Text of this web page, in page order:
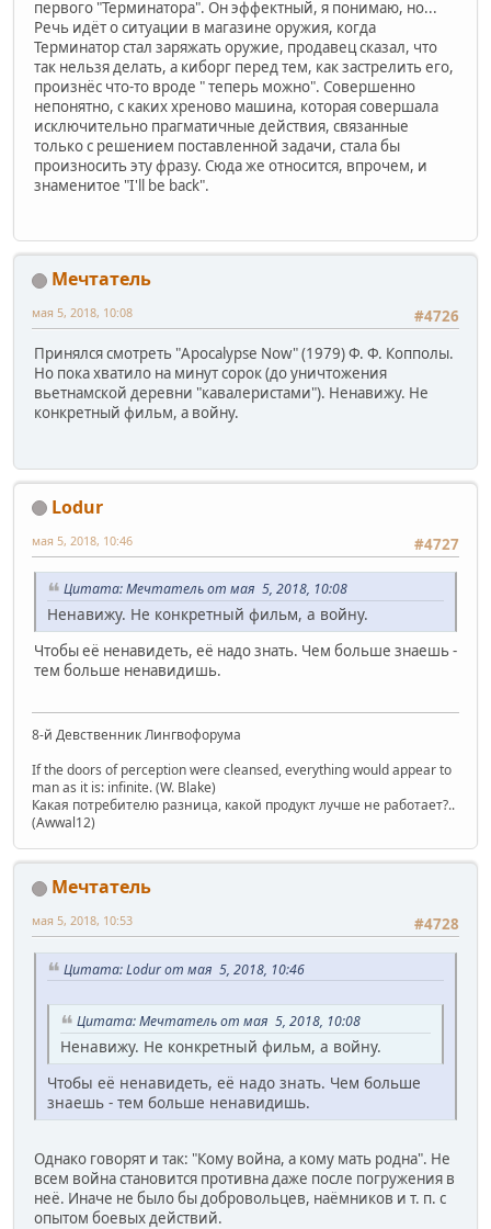
первого "Терминатора". Он эффектный, я понимаю, но...
Речь идёт о ситуации в магазине оружия, когда
Терминатор стал заряжать оружие, продавец сказал, что
так нельзя делать, а киборг перед тем, как застрелить его,
произнёс что-то вроде " теперь можно". Совершенно
непонятно, с каких хреново машина, которая совершала
исключительно прагматичные действия, связанные
только с решением поставленной задачи, стала бы
произносить эту фразу. Сюда же относится, впрочем, и
знаменитое "I'll be back".
Мечтатель
#4726
мая 5, 2018, 10:08
Принялся смотреть "Apocalypse Now" (1979) Ф. Ф. Копполы.
Но пока хватило на минут сорок (до уничтожения
вьетнамской деревни "кавалеристами"). Ненавижу. Не
конкретный фильм, а войну.
Lodur
#4727
мая 5, 2018, 10:46
Цитата: Мечтатель от мая 5, 2018, 10:08
Ненавижу. Не конкретный фильм, а войну.
Чтобы её ненавидеть, её надо знать. Чем больше знаешь -
тем больше ненавидишь.
8-й Девственник Лингвофорума
If the doors of perception were cleansed, everything would appear to
man as it is: infinite. (W. Blake)
Какая потребителю разница, какой продукт лучше не работает?..
(Awwal12)
Мечтатель
#4728
мая 5, 2018, 10:53
Цитата: Lodur от мая 5, 2018, 10:46
Цитата: Мечтатель от мая 5, 2018, 10:08
Ненавижу. Не конкретный фильм, а войну.
Чтобы её ненавидеть, её надо знать. Чем больше
знаешь - тем больше ненавидишь.
Однако говорят и так: "Кому война, а кому мать родна". Не
всем война становится противна даже после погружения в
неё. Иначе не было бы добровольцев, наёмников и т. п. с
опытом боевых действий.